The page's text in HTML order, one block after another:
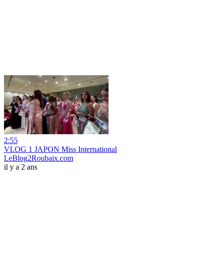
2:55
VLOG 1 JAPON Miss International
LeBlog2Roubaix.com
il y a 2 ans